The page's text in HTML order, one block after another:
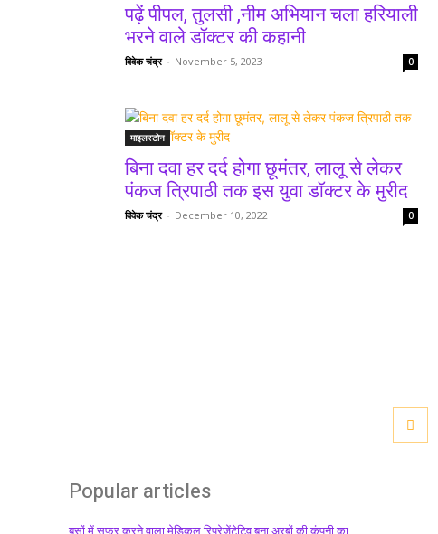
पढ़ें पीपल, तुलसी ,नीम अभियान चला हरियाली
भरने वाले डॉक्टर की कहानी
विवेक चंद्र - November 5, 2023 0
माइलस्टोन
बिना दवा हर दर्द होगा छूमंतर, लालू से लेकर
पंकज त्रिपाठी तक इस युवा डॉक्टर के मुरीद
विवेक चंद्र - December 10, 2022 0
Popular articles